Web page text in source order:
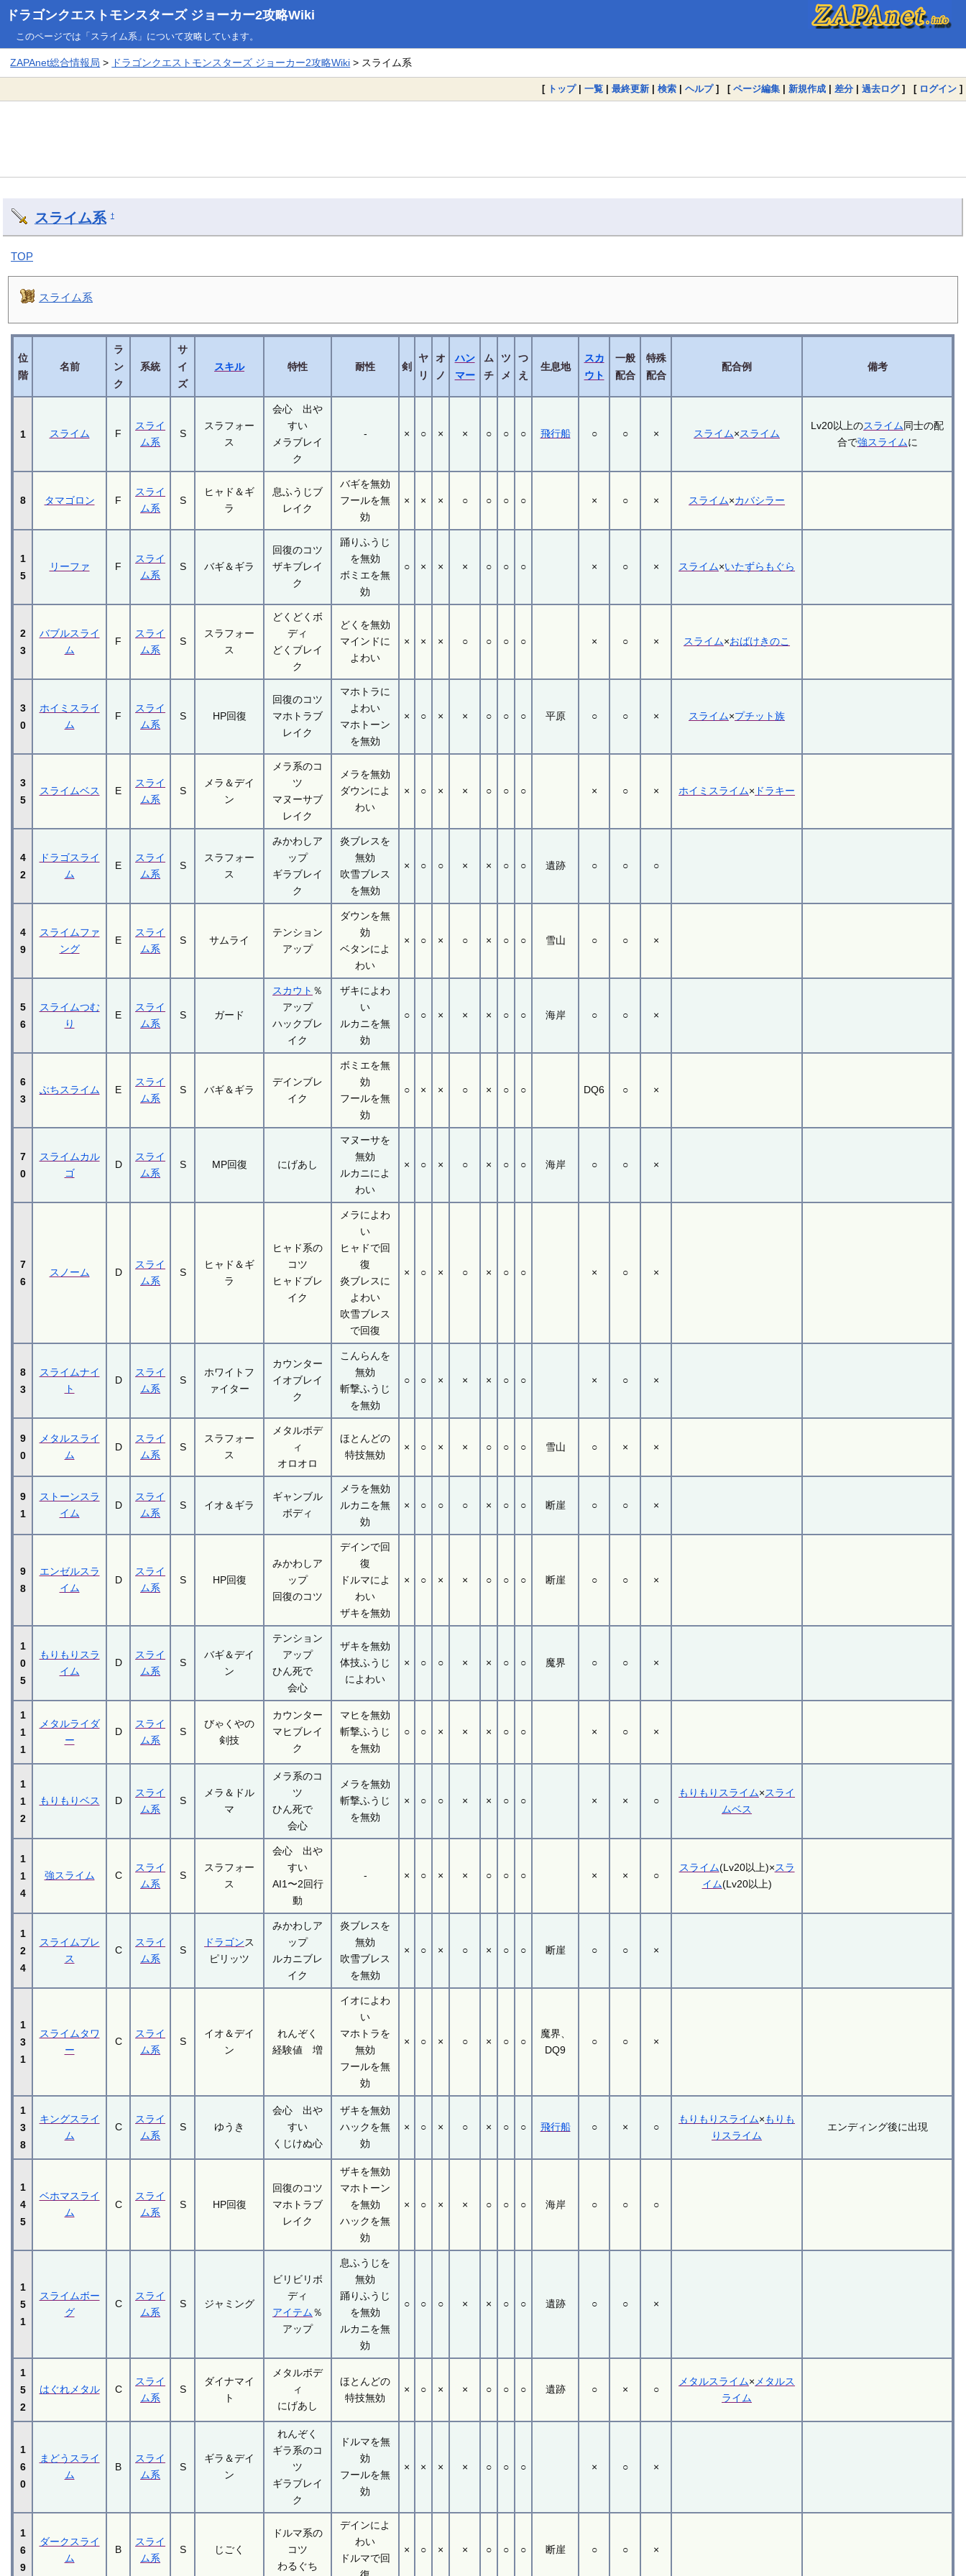
ドラゴンクエストモンスターズ ジョーカー2攻略Wiki
このページでは「スライム系」について攻略しています。
ZAPAnet総合情報局 > ドラゴンクエストモンスターズ ジョーカー2攻略Wiki > スライム系
[ トップ| 一覧 | 最終更新 | 検索 | ヘルプ] [ ページ編集 | 新規作成 | 差分 | 過去ログ] [ ログイン ]
スライム系 †
TOP
スライム系
位
階
名前
ラ
ン
ク
系統
サ
イ
ズ
スキル 特性 耐性 剣
ヤ
リ
オ
ノ
ハン
マー
ム
チ
ツ
メ
つ
え
生息地
スカ
ウト
一般
配合
特殊
配合
配合例 備考
1 スライム F
スライ
ム系
S
スラフォー
ス
会心 出や
すい
メラブレイ
ク
- × ○ × × ○ ○ ○ 飛行船 ○ ○ × スライム×スライム
Lv20以上のスライム同士の配
合で強スライムに
8 タマゴロン F
スライ
ム系
S
ヒャド＆ギ
ラ
息ふうじブ
レイク
バギを無効
フールを無
効
× × × ○ ○ ○ ○ × ○ × スライム×カバシラー
1
5
リーファ F
スライ
ム系
S バギ＆ギラ
回復のコツ
ザキブレイ
ク
踊りふうじ
を無効
ボミエを無
効
○ × × × ○ ○ ○ × ○ × スライム×いたずらもぐら
2
3
バブルスライ
ム
F
スライ
ム系
S
スラフォー
ス
どくどくボ
ディ
どくブレイ
ク
どくを無効
マインドに
よわい
× × × ○ ○ ○ ○ × ○ × スライム×おばけきのこ
3
0
ホイミスライ
ム
F
スライ
ム系
S HP回復
回復のコツ
マホトラブ
レイク
マホトラに
よわい
マホトーン
を無効
× ○ × × ○ ○ ○ 平原 ○ ○ × スライム×プチット族
3
5
スライムベス E
スライ
ム系
S
メラ＆デイ
ン
メラ系のコ
ツ
マヌーサブ
レイク
メラを無効
ダウンによ
わい
× ○ × × ○ ○ ○ × ○ × ホイミスライム× ドラキー
4
2
ドラゴスライ
ム
E
スライ
ム系
S
スラフォー
ス
みかわしア
ップ
ギラブレイ
ク
炎ブレスを
無効
吹雪ブレス
を無効
× ○ ○ × × ○ ○ 遺跡 ○ ○ ○
4
9
スライムファ
ング
E
スライ
ム系
S サムライ
テンション
アップ
ダウンを無
効
ベタンによ
わい
× ○ × ○ × ○ ○ 雪山 ○ ○ ×
5
6
スライムつむ
り
E
スライ
ム系
S ガード
スカウト ％
アップ
ハックブレ
イク
ザキによわ
い
ルカニを無
効
○ ○ × × × ○ ○ 海岸 ○ ○ ×
6
3
ぶちスライム E
スライ
ム系
S バギ＆ギラ
デインブレ
イク
ボミエを無
効
フールを無
効
○ × × ○ × ○ ○ DQ6 ○ ×
7
0
スライムカル
ゴ
D
スライ
ム系
S MP回復 にげあし
マヌーサを
無効
ルカニによ
わい
× ○ × ○ × ○ ○ 海岸 ○ ○ ×
7
6
スノーム D
スライ
ム系
S
ヒャド＆ギ
ラ
ヒャド系の
コツ
ヒャドブレ
イク
メラによわ
い
ヒャドで回
復
炎ブレスに
よわい
吹雪ブレス
で回復
× ○ × ○ × ○ ○ × ○ ×
8
3
スライムナイ
ト
D
スライ
ム系
S
ホワイトフ
ァイター
カウンター
イオブレイ
ク
こんらんを
無効
斬撃ふうじ
を無効
○ ○ × × × ○ ○ × ○ ×
9
0
メタルスライ
ム
D
スライ
ム系
S
スラフォー
ス
メタルボデ
ィ
オロオロ
ほとんどの
特技無効
× ○ × × ○ ○ ○ 雪山 ○ × ×
9
1
ストーンスラ
イム
D
スライ
ム系
S イオ＆ギラ
ギャンブル
ボディ
メラを無効
ルカニを無
効
× ○ ○ ○ × ○ ○ 断崖 ○ ○ ×
9
8
エンゼルスラ
イム
D
スライ
ム系
S HP回復
みかわしア
ップ
回復のコツ
デインで回
復
ドルマによ
わい
ザキを無効
× ○ × × ○ ○ ○ 断崖 ○ ○ ×
1
0
5
もりもりスラ
イム
D
スライ
ム系
S
バギ＆デイ
ン
テンション
アップ
ひん死で
会心
ザキを無効
体技ふうじ
によわい
× ○ ○ × × ○ ○ 魔界 ○ ○ ×
1
1
1
メタルライダ
ー
D
スライ
ム系
S
びゃくやの
剣技
カウンター
マヒブレイ
ク
マヒを無効
斬撃ふうじ
を無効
○ ○ × × × ○ ○ × ○ ×
1
1
2
もりもりベス D
スライ
ム系
S
メラ＆ドル
マ
メラ系のコ
ツ
ひん死で
会心
メラを無効
斬撃ふうじ
を無効
× ○ ○ × × ○ ○ × × ○
もりもりスライム×スライ
ムベス
1
1
4
強スライム C
スライ
ム系
S
スラフォー
ス
会心 出や
すい
AI1〜2回行
動
- × ○ × × ○ ○ ○ × × ○
スライム(Lv20以上)×スラ
イム(Lv20以上)
1
2
4
スライムブレ
ス
C
スライ
ム系
S
ドラゴンス
ピリッツ
みかわしア
ップ
ルカニブレ
イク
炎ブレスを
無効
吹雪ブレス
を無効
× ○ × ○ × ○ ○ 断崖 ○ ○ ×
1
3
1
スライムタワ
ー
C
スライ
ム系
S
イオ＆デイ
ン
れんぞく
経験値 増
イオによわ
い
マホトラを
無効
フールを無
効
× ○ × ○ × ○ ○
魔界、
DQ9
○ ○ ×
1
3
8
キングスライ
ム
C
スライ
ム系
S ゆうき
会心 出や
すい
くじけぬ心
ザキを無効
ハックを無
効
× ○ × ○ × ○ ○ 飛行船 ○ × ○
もりもりスライム×もりも
りスライム
エンディング後に出現
1
4
5
ベホマスライ
ム
C
スライ
ム系
S HP回復
回復のコツ
マホトラブ
レイク
ザキを無効
マホトーン
を無効
ハックを無
効
× ○ × × ○ ○ ○ 海岸 ○ ○ ○
1
5
1
スライムボー
グ
C
スライ
ム系
S ジャミング
ビリビリボ
ディ
アイテム％
アップ
息ふうじを
無効
踊りふうじ
を無効
ルカニを無
効
○ ○ ○ × × ○ ○ 遺跡 ○ ○ ×
1
5
2
はぐれメタル C
スライ
ム系
S
ダイナマイ
ト
メタルボデ
ィ
にげあし
ほとんどの
特技無効
× ○ × × ○ ○ ○ 遺跡 ○ × ○
メタルスライム× メタルス
ライム
1
6
0
まどうスライ
ム
B
スライ
ム系
S
ギラ＆デイ
ン
れんぞく
ギラ系のコ
ツ
ギラブレイ
ク
ドルマを無
効
フールを無
効
× × × × ○ ○ ○ × ○ ×
1
6
9
ダークスライ
ム
B
スライ
ム系
S じごく
ドルマ系の
コツ
わるぐち
デインによ
わい
ドルマで回
× ○ × × ○ ○ ○ 断崖 ○ ○ ×